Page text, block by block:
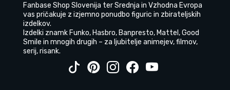
Fanbase Shop Slovenija ter Srednja in Vzhodna Evropa
vas pričakuje z izjemno ponudbo figuric in zbirateljskih
izdelkov.
Izdelki znamk Funko, Hasbro, Banpresto, Mattel, Good
Smile in mnogih drugih – za ljubitelje animejev, filmov,
serij, risank.